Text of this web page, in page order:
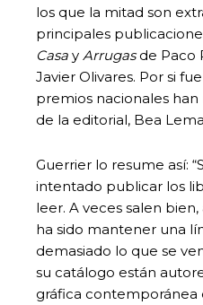
los que la mitad son
principales
Casa y Arrugasde Paco
Javier Olivares. Por si
premios nacionales
de la editorial, Bea
Guerrier lo resume así:
intentado publicar los
leer. A veces salen
ha sido mantener una
demasiado lo que se
su catálogo están
gráfica contemporánea